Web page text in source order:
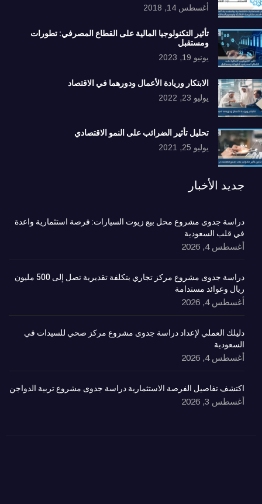
أغسطس 14, 2018
تأثير التكنولوجيا المالية على القطاع المصرفي: تطورات
ومستقبل
يونيو 19, 2023
الابتكار وريادة الأعمال ودورهما في الاقتصاد
يوليو 23, 2022
تحليل تأثير الضرائب على النمو الاقتصادي
يوليو 25, 2021
جديد الأخبار
دراسة جدوى مشروع محل بيع زيوت السيارات: فرصة استثمارية واعدة
في قلب السعودية
أغسطس 4, 2026
دراسة جدوى مشروع مركز تجاري بتكلفة تقديرية تصل إلى 500 مليون
ريال وعوائد مستدامة
أغسطس 4, 2026
دليلك العملي لإعداد دراسة جدوى مشروع مركز صحي للسيدات في
السعودية
أغسطس 4, 2026
اكتشف تفاصيل الفرصة الاستثمارية دراسة جدوى مشروع تربية الدواجن
أغسطس 3, 2026